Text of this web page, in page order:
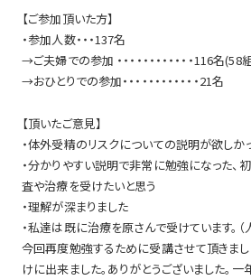
【ご参加頂いた方】
・参加人数・・・137名
→ご夫婦での参加 ・・・・・・・・・・・・116名(58
→おひとりでの参加・・・・・・・・・・・・21名
【頂いたご意見】
・体外受精のリスクについての説明が欲しか
・分かりやすい説明で非常に勉強になった、
査や治療を受けたいと思う
・理解が深まりました
・私達は既に治療を原さんで受けています。
今回再度勉強するために受講させて頂きま
けに出来ました。ありがとうございました。